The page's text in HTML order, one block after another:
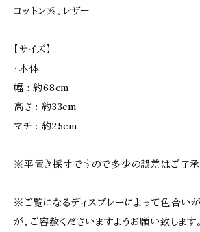
コットン系、レザー
【サイズ】
・本体
幅 : 約68cm
高さ : 約33cm
マチ : 約25cm
※平置き採寸ですので多少の誤差はご了承
※ご覧になるディスプレーによって色合い
が、ご容赦くださいますようお願い致します。